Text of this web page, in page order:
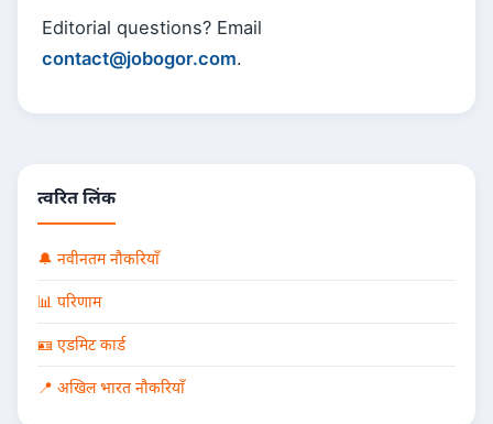
Editorial questions? Email
contact@jobogor.com.
त्वरित लिंक
🔔 नवीनतम नौकरियाँ
📊 परिणाम
🪪 एडमिट कार्ड
📍 अखिल भारत नौकरियाँ